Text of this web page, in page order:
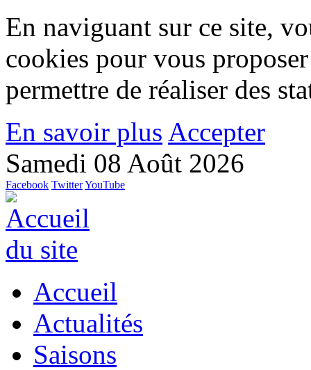
En naviguant sur ce site,
cookies pour vous
permettre de réaliser des
En savoir plus Accepter
Samedi 08 Août 2026
Facebook TwitterYouTube
Accueil
Actualités
Saisons